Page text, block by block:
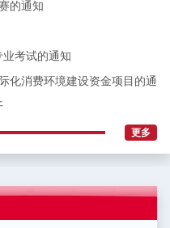
的通知
考试的通知
化消费环境建设资金项目的通知
更多